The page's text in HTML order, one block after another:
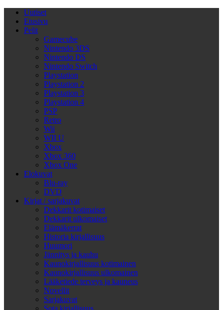
Uutiset
Etusivu
Pelit
Gamecube
Nintendo 3DS
Nintendo DS
Nintendo Switch
Playstation
Playstation 2
Playstation 3
Playstation 4
PSP
Retro
Wii
WII U
Xbox
Xbox 360
Xbox One
Elokuvat
Blu-ray
DVD
Kirjat / sarjakuvat
Dekkarit kotimaiset
Dekkarit ulkomaiset
Elämäkerrat
Historia kirjallisuus
Huumori
Jännitys ja kauhu
Kaunokirjallisuus kotimainen
Kaunokirjallisuus ulkomainen
Lääketiede terveys ja kauneus
Novellit
Sarjakuvat
Sota kirjallisuus